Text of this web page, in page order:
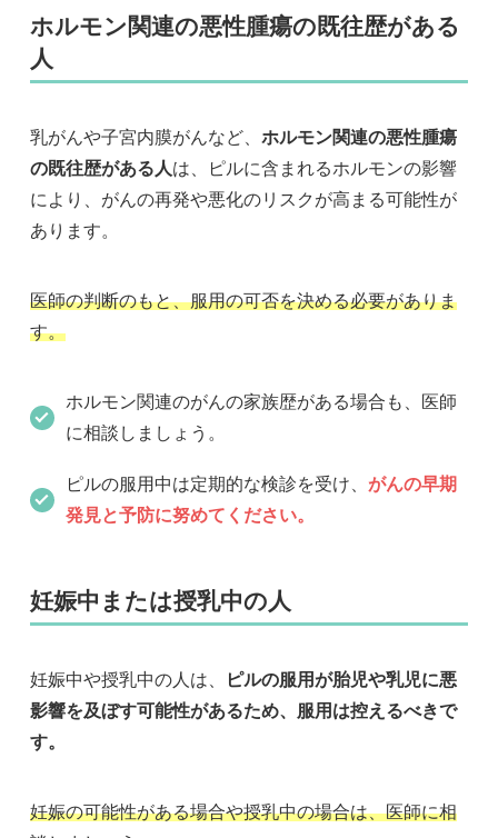
ホルモン関連の悪性腫瘍の既往歴がある
人
乳がんや子宮内膜がんなど、 ホルモン関連の悪性腫瘍
の既往歴がある人は、ピルに含まれるホルモンの影響
により、がんの再発や悪化のリスクが高まる可能性が
あります。
医師の判断のもと、服用の可否を決める必要がありま
す。
ホルモン関連のがんの家族歴がある場合も、医師
に相談しましょう。
ピルの服用中は定期的な検診を受け、 がんの早期
発見と予防に努めてください。
妊娠中または授乳中の人
妊娠中や授乳中の人は、
ピルの服用が胎児や乳児に悪
影響を及ぼす可能性があるため、服用は控えるべきで
す。
妊娠の可能性がある場合や授乳中の場合は、医師に相